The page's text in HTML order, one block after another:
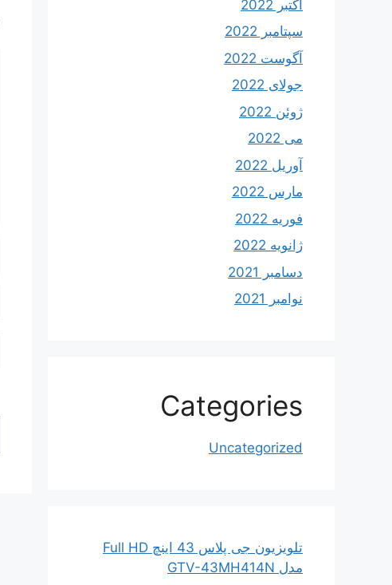
اکتبر 2022
سپتامبر 2022
آگوست 2022
جولای 2022
ژوئن 2022
می 2022
آوریل 2022
مارس 2022
فوریه 2022
ژانویه 2022
دسامبر 2021
نوامبر 2021
Categories
Uncategorized
تلویزیون جی پلاس 43 اینچ Full HD
مدل GTV-43MH414N